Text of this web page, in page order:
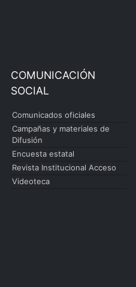
COMUNICACIÓN
SOCIAL
Comunicados oficiales
Campañas y materiales de
Difusión
Encuesta estatal
Revista Institucional Acceso
Videoteca